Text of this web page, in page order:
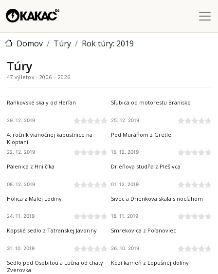
Domov Túry Rok túry: 2019
Túry
47 výletov · 2006 – 2026
SLANSKÉ VRCHY
Rankovské skaly od Herľan
29. 12. 2019
BRANISKO A BACHUREŇ
Sľubica od motorestu Branisko
25. 12. 2019
VOLOVSKÉ VRCHY
4. ročník vianočnej kapustnice na
Kloptani
22. 12. 2019
VOLOVSKÉ VRCHY
Pod Muráňom z Gretle
15. 12. 2019
VOLOVSKÉ VRCHY
Pálenica z Hnilčíka
08. 12. 2019
SLOVENSKÝ KRAS
Drieňova studňa z Plešivca
01. 12. 2019
ČIERNA HORA
Holica z Malej Lodiny
24. 11. 2019
ČIERNA HORA
Sivec a Drienkova skala s nocľahom
16. 11. 2019
BELIANSKE TATRY
Kopské sedlo z Tatranskej Javoriny
31. 10. 2019
BRANISKO A BACHUREŇ
Smrekovica z Poľanoviec
26. 10. 2019
ZÁPADNÉ TATRY
Sedlo pod Osobitou a Lúčna od chaty
Zverovka
NÍZKE TATRY
Kozí kameň z Lopušnej doliny